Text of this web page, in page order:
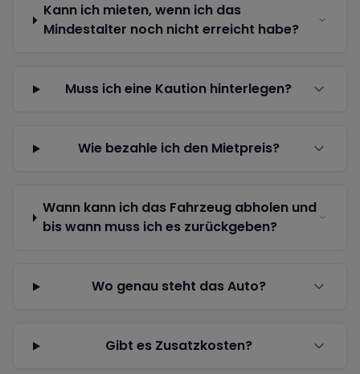
Kann ich mieten, wenn ich das
Mindestalter noch nicht erreicht habe?
Muss ich eine Kaution hinterlegen?
Wie bezahle ich den Mietpreis?
Wann kann ich das Fahrzeug abholen und
bis wann muss ich es zurückgeben?
Wo genau steht das Auto?
Gibt es Zusatzkosten?